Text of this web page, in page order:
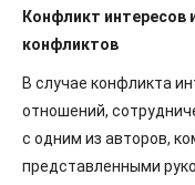
Конфликт интересов
конфликтов
В случае конфликта
отношений,
с одним из авторов,
представленными